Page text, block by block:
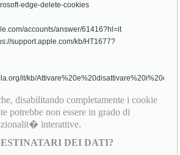
edge-delete-cookies
accounts/answer/61416?hl=it
support.apple.com/kb/HT1677?
it/kb/
disabilitando completamente i cookie
potrebbe non essere in grado di
interattive.
DEI DATI?